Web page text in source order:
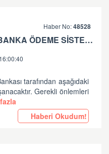
Haber No:48528
GÜMRÜK BANKA ÖDEME SİSTEMLERİ ZİRAAT BANKASI PLANLI ÇALIŞMA HK
tarafından aşağıdaki
Gerekli önlemleri
Haberi Okudum!